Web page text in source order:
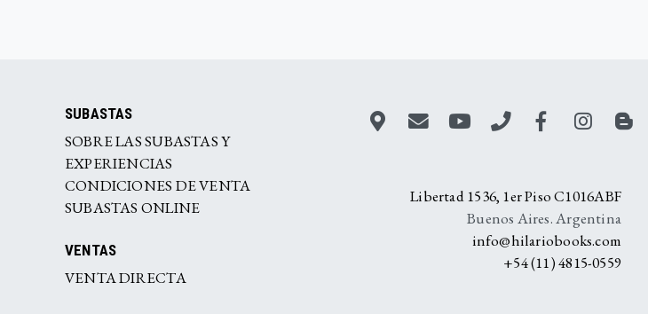
SUBASTAS
SOBRE LAS SUBASTAS Y
EXPERIENCIAS
CONDICIONES DE VENTA
SUBASTAS ONLINE
VENTAS
VENTA DIRECTA
Libertad 1536, 1er Piso C1016ABF
Buenos Aires. Argentina
info@hilariobooks.com
+54 (11) 4815-0559